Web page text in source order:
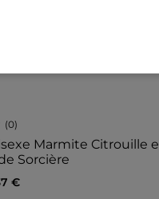
(0)
Marmite Citrouille
Sorcière
€